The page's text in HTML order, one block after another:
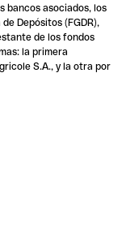
bancos asociados, los
Depósitos (FGDR),
de los fondos
la primera
S.A., y la otra por